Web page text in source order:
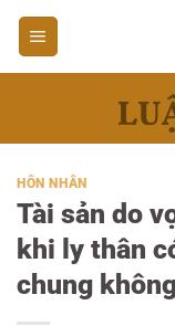
Bỏ
qua
nội
HÔN NHÂN
Tài sản do
khi ly thân
chung